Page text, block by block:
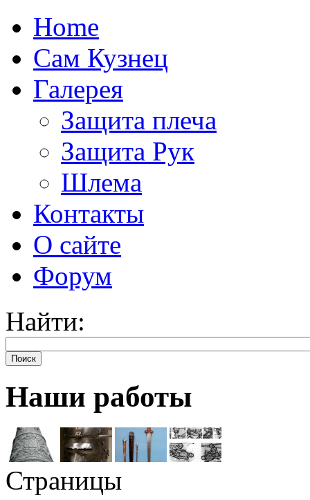
Home
Сам Кузнец
Галерея
Защита плеча
Защита Рук
Шлема
Контакты
О сайте
Форум
Найти:
Поиск
Наши работы
Страницы